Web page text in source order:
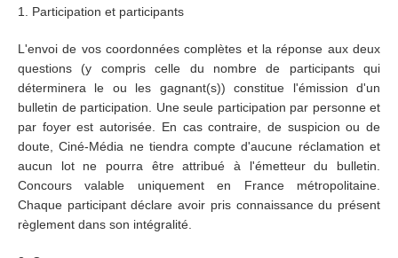
1. Participation et participants
L'envoi de vos coordonnées complètes et la réponse aux deux
questions (y compris celle du nombre de participants qui
déterminera le ou les gagnant(s)) constitue l'émission d'un
bulletin de participation. Une seule participation par personne et
par foyer est autorisée. En cas contraire, de suspicion ou de
doute, Ciné-Média ne tiendra compte d'aucune réclamation et
aucun lot ne pourra être attribué à l'émetteur du bulletin.
Concours valable uniquement en France métropolitaine.
Chaque participant déclare avoir pris connaissance du présent
règlement dans son intégralité.